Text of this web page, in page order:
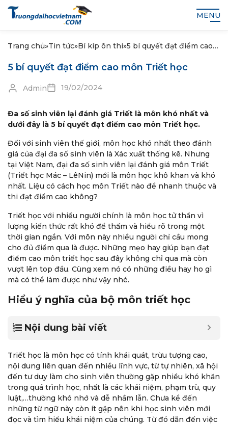
MENU
Trang chủ»Tin tức»Bí kíp ôn thi»5 bí quyết đạt điểm cao
5 bí quyết đạt điểm cao môn Triết học
Admin 19/02/2024
Đa số sinh viên lại đánh giá Triết là môn khó nhất và
dưới đây là 5 bí quyết đạt điểm cao môn Triết học.
Đối với sinh viên thế giới, môn học khó nhất theo đánh
giá của đại đa số sinh viên là Xác xuất thống kê. Nhưng
tại Việt Nam, đại đa số sinh viên lại đánh giá môn Triết
(Triết học Mác – LêNin) mới là môn học khô khan và khó
nhất. Liệu có cách học môn Triết nào để nhanh thuộc và
thi đạt điểm cao không?
Triết học với nhiều người chính là môn học tử thần vì
lượng kiến thức rất khó để thấm và hiểu rõ trong một
thời gian ngắn. Với môn này nhiều người chỉ cầu mong
cho đủ điểm qua là được. Những mẹo hay giúp bạn đạt
điểm cao môn triết học sau đây không chỉ qua mà còn
vượt lên top đầu. Cùng xem nó có những điều hay ho gì
mà có thể làm được như vậy nhé.
Hiểu ý nghĩa của bộ môn triết học
Nội dung bài viết
Triết học là môn học có tính khái quát, trừu tượng cao,
nội dung liên quan đến nhiều lĩnh vực, từ tự nhiên, xã hội
đến tư duy làm cho sinh viên thường gặp nhiều khó khăn
trong quá trình học, nhất là các khái niệm, phạm trù, quy
luật,…thường khó nhớ và dễ nhầm lẫn. Chưa kể đến
những từ ngữ này còn ít gặp nên khi học sinh viên mới
đọc và tìm hiểu khái niệm của chúng. Từ đó dẫn đến việc